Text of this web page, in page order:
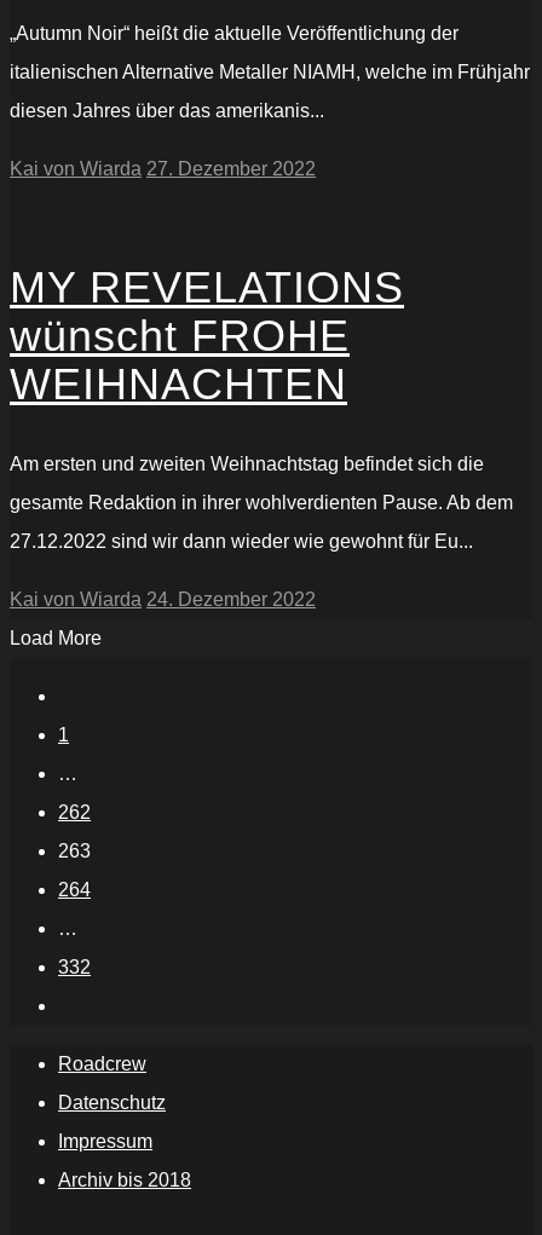
„Autumn Noir“ heißt die aktuelle Veröffentlichung der
italienischen Alternative Metaller NIAMH, welche im Frühjahr
diesen Jahres über das amerikanis...
Kai von Wiarda 27. Dezember 2022
MY REVELATIONS
wünscht FROHE
WEIHNACHTEN
Am ersten und zweiten Weihnachtstag befindet sich die
gesamte Redaktion in ihrer wohlverdienten Pause. Ab dem
27.12.2022 sind wir dann wieder wie gewohnt für Eu...
Kai von Wiarda 24. Dezember 2022
Load More
1
…
262
263
264
…
332
Roadcrew
Datenschutz
Impressum
Archiv bis 2018